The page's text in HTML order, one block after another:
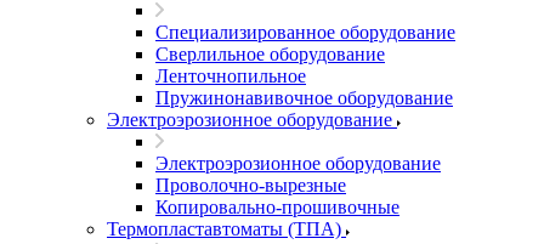
Специализированное оборудование
Сверлильное оборудование
Ленточнопильное
Пружинонавивочное оборудование
Электроэрозионное оборудование
Электроэрозионное оборудование
Проволочно-вырезные
Копировально-прошивочные
Термопластавтоматы (ТПА)